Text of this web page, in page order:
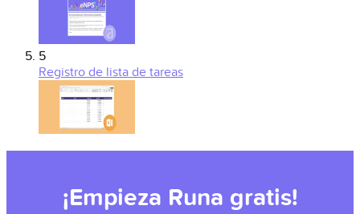
5
Registro de lista de tareas
¡Empieza Runa gratis!